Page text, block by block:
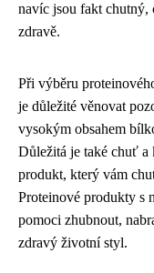
navíc jsou fakt chutný,
zdravě.
Při výběru
je důležité věnovat
vysokým obsahem
Důležitá je také chuť a
produkt, který vám
Proteinové produkty s
pomoci zhubnout,
zdravý životní styl.